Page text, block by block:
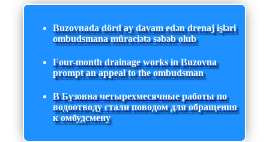
Buzovnada dörd ay davam edən drenaj işləri
ombudsmana müraciətə səbəb olub
Four-month drainage works in Buzovna
prompt an appeal to the ombudsman
В Бузовна четырехмесячные работы по
водоотводу стали поводом для обращения
к омбудсмену